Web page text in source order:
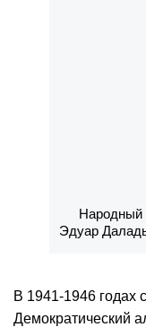
Народный
Эдуар
В 1941-1946 годах
Демократический